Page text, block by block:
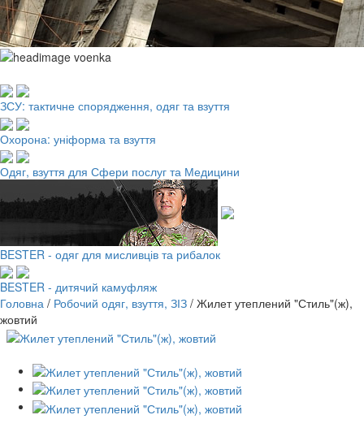
ЗСУ: тактичне спорядження, одяг та взуття
Охорона: уніформа та взуття
Одяг, взуття для Сфери послуг та Медицини
BESTER - одяг для мисливців та рибалок
BESTER - дитячий камуфляж
Головна / Робочий одяг, взуття, ЗІЗ / Жилет утеплений "Стиль"(ж),
жовтий